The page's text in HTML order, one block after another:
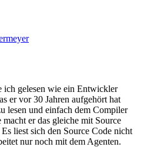
ich gelesen wie ein Entwickler
er vor 30 Jahren aufgehört hat
lesen und einfach dem Compiler
er das gleiche mit Source
liest sich den Source Code nicht
nur noch mit dem Agenten.